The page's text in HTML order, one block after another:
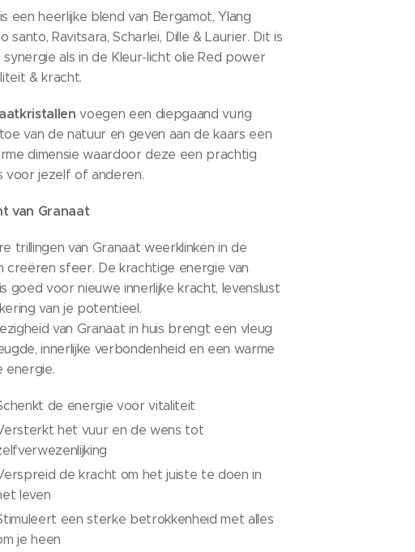
een heerlijke blend van Bergamot, Ylang
santo, Ravitsara, Scharlei, Dille & Laurier. Dit is
als in de Kleur-licht olie Red power
& kracht.
voegen een diepgaand vurig
van de natuur en geven aan de kaars een
dimensie waardoor deze een prachtig
voor jezelf of anderen.
van Granaat
trillingen van Granaat weerklinken in de
creëren sfeer. De krachtige energie van
goed voor nieuwe innerlijke kracht, levenslust
van je potentieel.
van Granaat in huis brengt een vleug
innerlijke verbondenheid en een warme
energie.
de energie voor vitaliteit
het vuur en de wens tot
de kracht om het juiste te doen in
leven
een sterke betrokkenheid met alles
je heen